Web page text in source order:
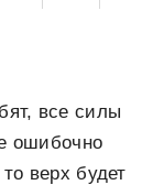
все силы
ошибочно
верх будет